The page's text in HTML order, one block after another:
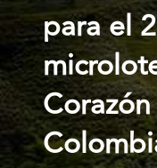
para el